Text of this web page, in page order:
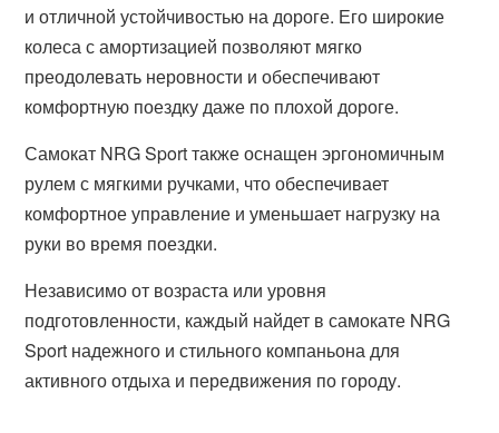
и отличной устойчивостью на дороге. Его широкие
колеса с амортизацией позволяют мягко
преодолевать неровности и обеспечивают
комфортную поездку даже по плохой дороге.
Самокат NRG Sport также оснащен эргономичным
рулем с мягкими ручками, что обеспечивает
комфортное управление и уменьшает нагрузку на
руки во время поездки.
Независимо от возраста или уровня
подготовленности, каждый найдет в самокате NRG
Sport надежного и стильного компаньона для
активного отдыха и передвижения по городу.